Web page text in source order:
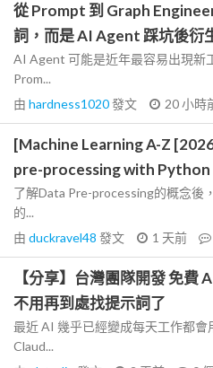
從 Prompt 到 Graph
詞，而是 AI Agent 踩坑後衍
AI Agent 可能是近年最容易出現新
Prom...
由 hardness1020發文 20 小時
[Machine Learning A-Z
pre-processing with Python
了解Data Pre-processing的概念後
的...
由 duckravel48 發文 1 天前
【分享】台灣團隊開發 免費
不用再到處找提示詞了
最近 AI 幾乎已經變成每天工作都會
Claud...